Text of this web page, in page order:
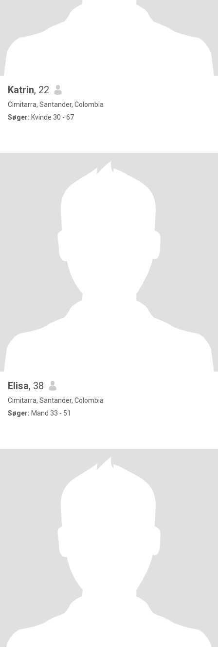
Katrin, 22
Cimitarra, Santander, Colombia
Søger: Kvinde 30 - 67
Elisa, 38
Cimitarra, Santander, Colombia
Søger: Mand 33 - 51